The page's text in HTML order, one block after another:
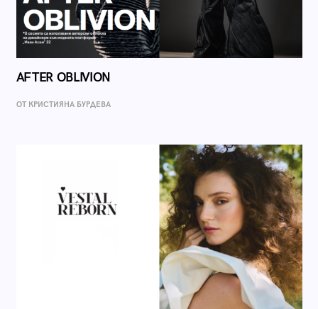
AFTER OBLIVION
ОТ КРИСТИЯНА БУРДЕВА